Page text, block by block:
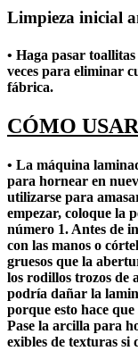
Limpieza inicial
• Haga pasar
veces para eliminar
fábrica.
CÓMO
• La máquina
para hornear en
utilizarse para
empezar, coloque la
número 1. Antes de
con las manos o
gruesos que la
los rodillos trozos de
podría dañar la
porque esto hace
Pase la arcilla para
exibles de texturas si